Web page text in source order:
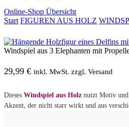
Online-Shop Übersicht
Start FIGUREN AUS HOLZ
Windspiel aus 3 Elephanten mit
29,99 € inkl. MwSt. zzgl. Versand
Dieses Windspiel aus Holz nutzt Motiv und
Akzent, der nicht starr wirkt und aus